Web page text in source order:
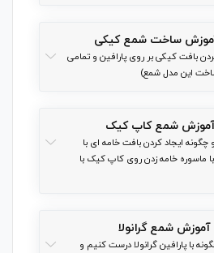
ساخت شمع کیکی
بافت کیکی بر روی پارافین و تمامی
این مدل شمع)
شمع کاپ کیک
ایجاد کردن بافت خامه ای با
ماسوره خامه زدن روی کاپ کیک با
شمع گرانولا
با پارافین گرانولا درست کنیم و